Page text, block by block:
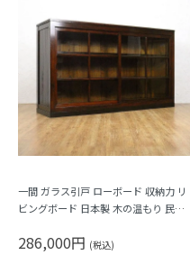
一間 ガラス引戸 ローボード 収納力 リ
ビングボード 日本製 木の温もり 民芸
286,000円 (税込)